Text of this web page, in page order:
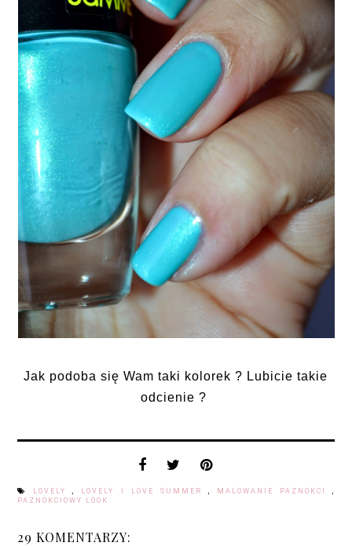
Jak podoba się Wam taki kolorek ? Lubicie takie
odcienie ?
LOVELY, LOVELY I LOVE SUMMER , MALOWANIE PAZNOKCI ,
PAZNOKCIOWY LOOK
29 KOMENTARZY: